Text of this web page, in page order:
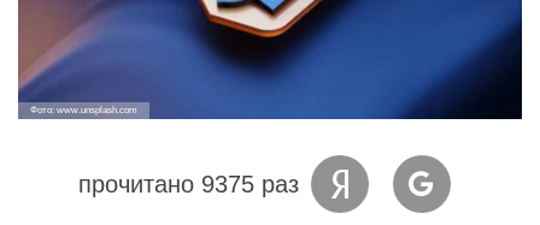
Фото: www.unsplash.com
прочитано 9375 раз